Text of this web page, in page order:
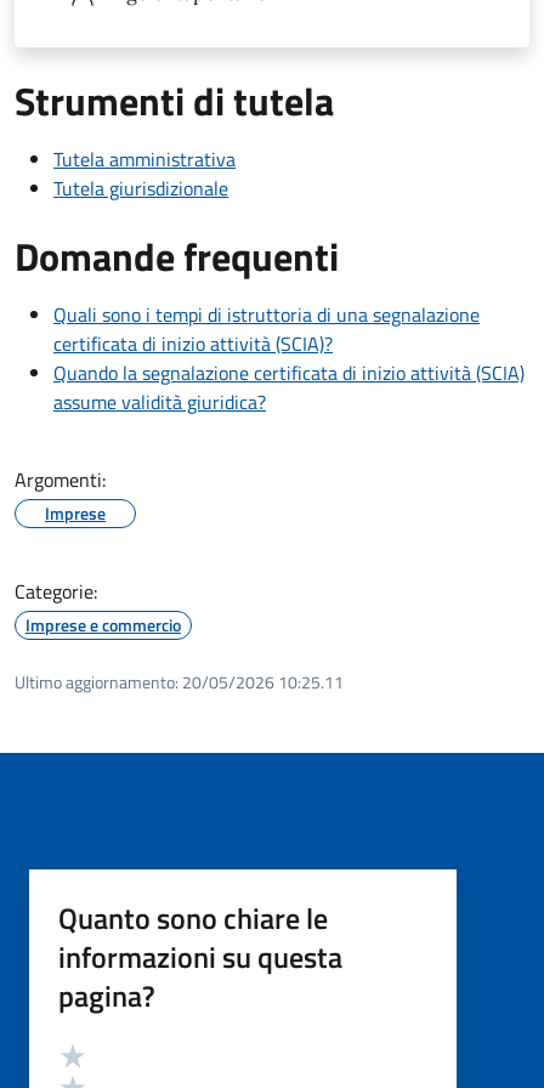
Strumenti di tutela
Tutela amministrativa
Tutela giurisdizionale
Domande frequenti
Quali sono i tempi di istruttoria di una segnalazione
certificata di inizio attività (SCIA)?
Quando la segnalazione certificata di inizio attività (SCIA)
assume validità giuridica?
Argomenti:
Imprese
Categorie:
Imprese e commercio
Ultimo aggiornamento: 20/05/2026 10:25.11
Quanto sono chiare le
informazioni su questa
pagina?
Valutazione